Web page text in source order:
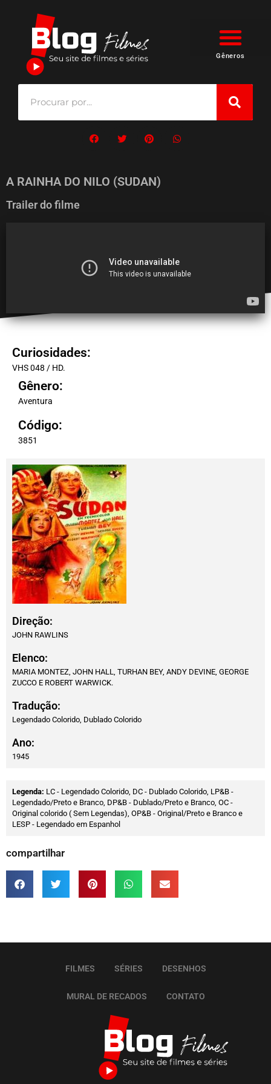
Gêneros
A RAINHA DO NILO (SUDAN)
Trailer do filme
Curiosidades:
VHS 048 / HD.
Gênero:
Aventura
Código:
3851
Direção:
JOHN RAWLINS
Elenco:
MARIA MONTEZ, JOHN HALL, TURHAN BEY, ANDY DEVINE, GEORGE
ZUCCO E ROBERT WARWICK.
Tradução:
Legendado Colorido, Dublado Colorido
Ano:
1945
Legenda: LC - Legendado Colorido, DC - Dublado Colorido, LP&B -
Legendado/Preto e Branco, DP&B - Dublado/Preto e Branco, OC -
Original colorido ( Sem Legendas), OP&B - Original/Preto e Branco e
LESP - Legendado em Espanhol
compartilhar
FILMES SÉRIES DESENHOS
MURAL DE RECADOS CONTATO